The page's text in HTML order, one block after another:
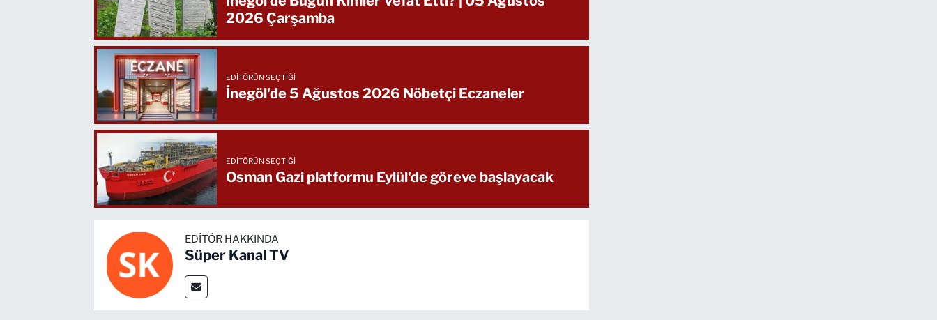
2026 Çarşamba
EDITÖRÜN SEÇTIĞI
İnegöl'de 5 Ağustos 2026 Nöbetçi Eczaneler
EDITÖRÜN SEÇTIĞI
Osman Gazi platformu Eylül'de göreve başlayacak
EDITÖR HAKKINDA
Süper Kanal TV